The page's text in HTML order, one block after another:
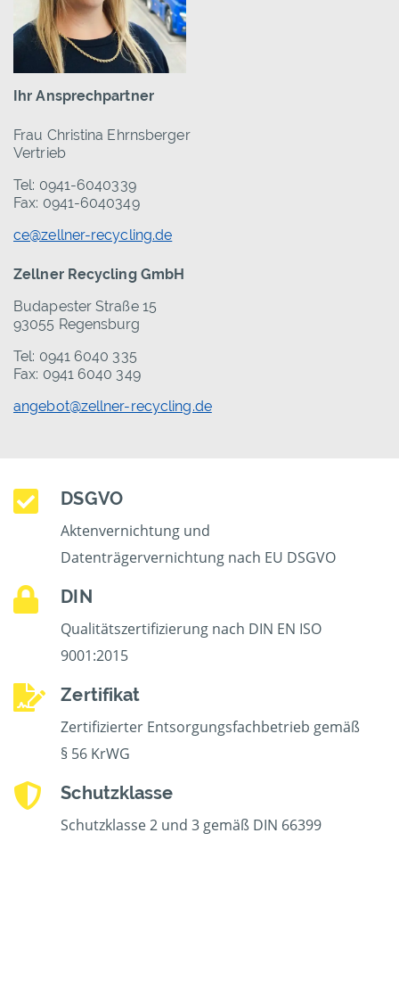
Ihr Ansprechpartner
Frau Christina Ehrnsberger
Vertrieb
Tel: 0941-6040339
Fax: 0941-6040349
ce@zellner-recycling.de
Zellner Recycling GmbH
Budapester Straße 15
93055 Regensburg
Tel: 0941 6040 335
Fax: 0941 6040 349
angebot@zellner-recycling.de
DSGVO
Aktenvernichtung und
Datenträgervernichtung nach EU DSGVO
DIN
Qualitätszertifizierung nach DIN EN ISO
9001:2015
Zertifikat
Zertifizierter Entsorgungsfachbetrieb gemäß
§ 56 KrWG
Schutzklasse
Schutzklasse 2 und 3 gemäß DIN 66399